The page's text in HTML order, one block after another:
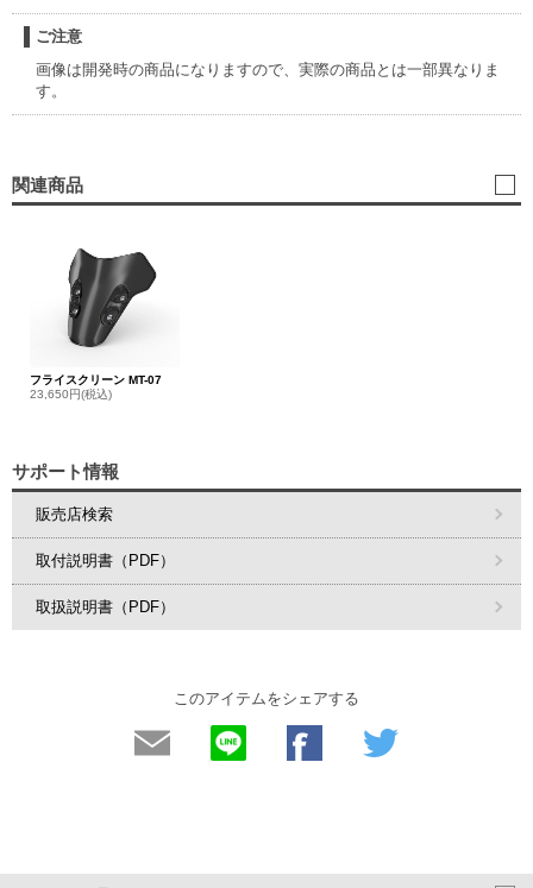
ご注意
画像は開発時の商品になりますので、実際の商品とは一部異なりま
す。
関連商品
フライスクリーン MT-07
23,650円(税込)
サポート情報
販売店検索
取付説明書（PDF）
取扱説明書（PDF）
このアイテムをシェアする